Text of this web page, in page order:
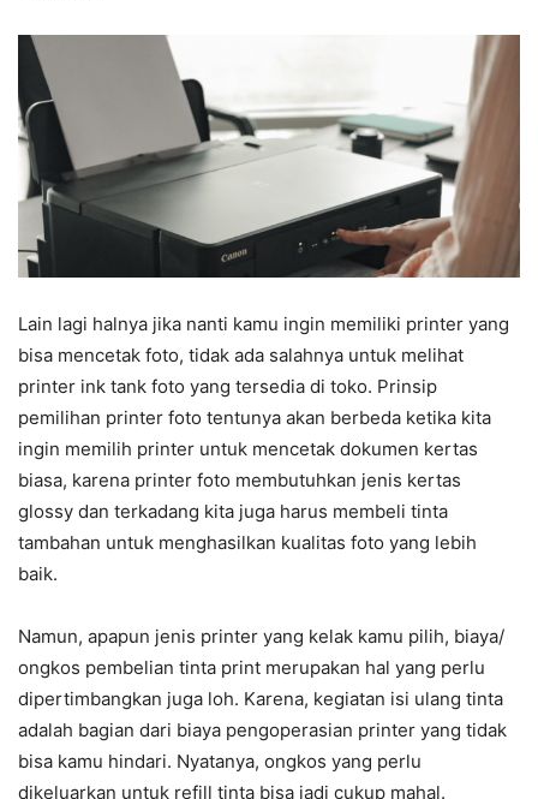
Lain lagi halnya jika nanti kamu ingin memiliki printer yang
bisa mencetak foto, tidak ada salahnya untuk melihat
printer ink tank foto yang tersedia di toko. Prinsip
pemilihan printer foto tentunya akan berbeda ketika kita
ingin memilih printer untuk mencetak dokumen kertas
biasa, karena printer foto membutuhkan jenis kertas
glossy dan terkadang kita juga harus membeli tinta
tambahan untuk menghasilkan kualitas foto yang lebih
baik.
Namun, apapun jenis printer yang kelak kamu pilih, biaya/
ongkos pembelian tinta print merupakan hal yang perlu
dipertimbangkan juga loh. Karena, kegiatan isi ulang tinta
adalah bagian dari biaya pengoperasian printer yang tidak
bisa kamu hindari. Nyatanya, ongkos yang perlu
dikeluarkan untuk refill tinta bisa jadi cukup mahal.